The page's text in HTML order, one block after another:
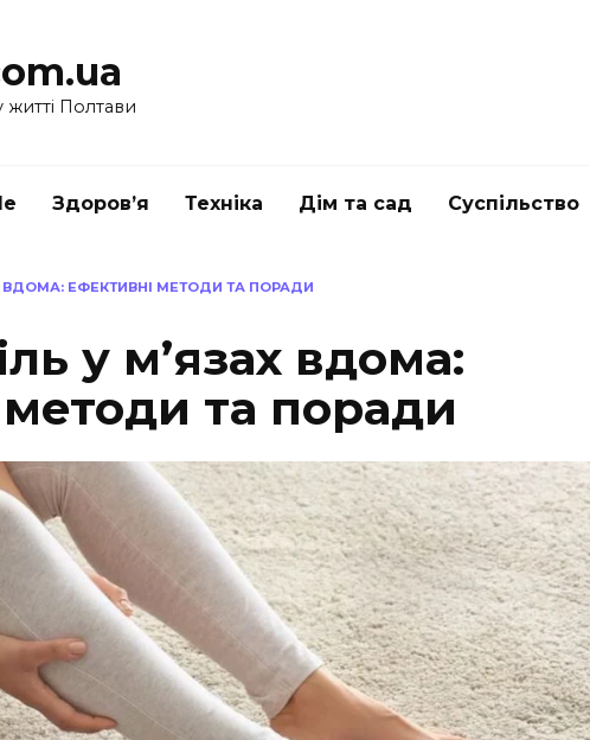
Полтави
Здоров’я Техніка Дім та сад Суспільство
ВДОМА: ЕФЕКТИВНІ МЕТОДИ ТА ПОРАДИ
у м’язах вдома:
та поради